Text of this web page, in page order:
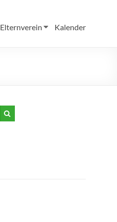
Elternverein Kalender